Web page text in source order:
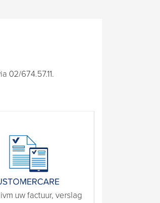
02/674.57.11.
uw factuur, verslag